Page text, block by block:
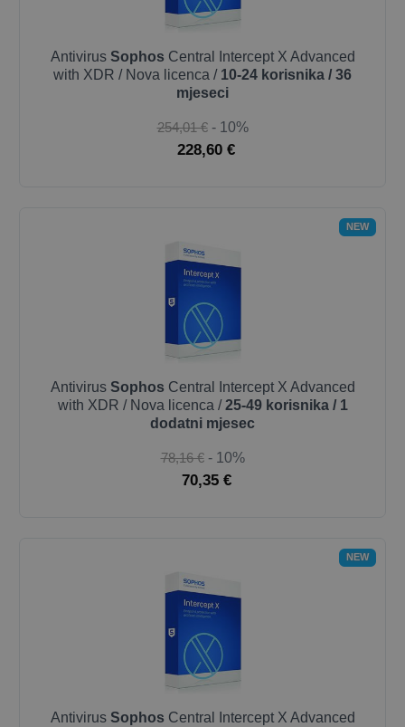
Antivirus Sophos Central Intercept X Advanced
with XDR / Nova licenca / 10-24 korisnika / 36
mjeseci
254,01 € - 10%
228,60 €
NEW
Antivirus Sophos Central Intercept X Advanced
with XDR / Nova licenca /25-49 korisnika / 1
dodatni mjesec
78,16 € - 10%
70,35 €
NEW
Antivirus Sophos Central Intercept X Advanced